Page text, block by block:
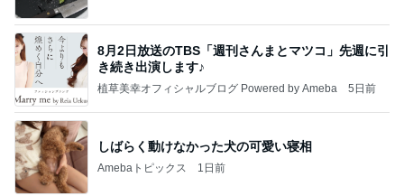
8月2日放送のTBS「週刊さんまとマツコ」先週に引
き続き出演します♪
植草美幸オフィシャルブログ Powered by Ameba 5日前
しばらく動けなかった犬の可愛い寝相
Amebaトピックス 1日前